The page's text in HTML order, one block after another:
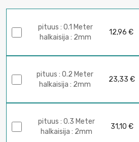
pituus : 0.1 Meter
halkaisija : 2mm
12,96 €
pituus : 0.2 Meter
halkaisija : 2mm
23,33 €
pituus : 0.3 Meter
halkaisija : 2mm
31,10 €